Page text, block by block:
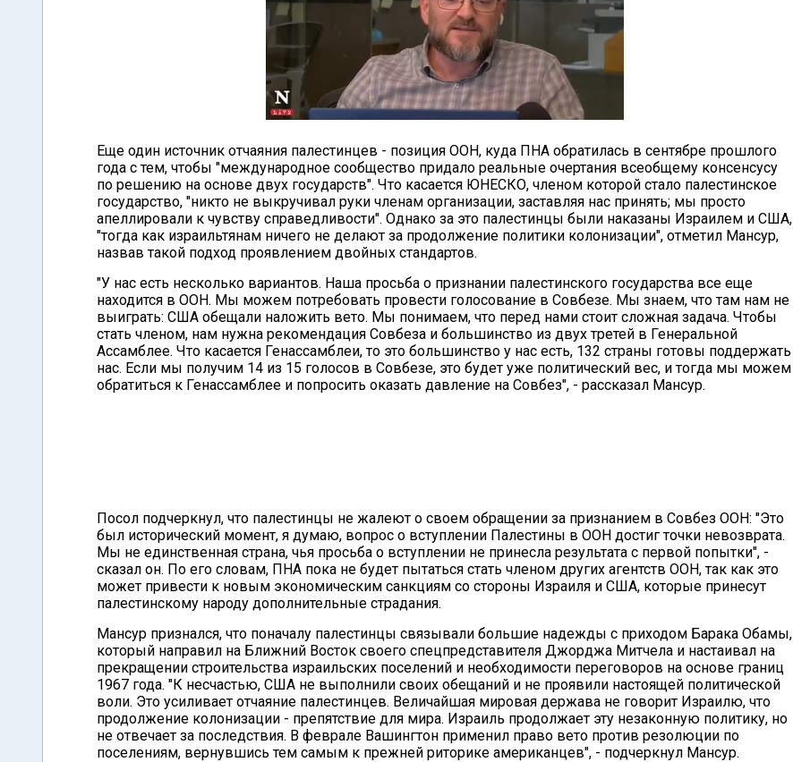
Еще один источник отчаяния палестинцев - позиция ООН, куда ПНА обратилась в сентябре прошлого
года с тем, чтобы "международное сообщество придало реальные очертания всеобщему консенсусу
по решению на основе двух государств". Что касается ЮНЕСКО, членом которой стало палестинское
государство, "никто не выкручивал руки членам организации, заставляя нас принять; мы просто
апеллировали к чувству справедливости". Однако за это палестинцы были наказаны Израилем и США,
"тогда как израильтянам ничего не делают за продолжение политики колонизации", отметил Мансур,
назвав такой подход проявлением двойных стандартов.
"У нас есть несколько вариантов. Наша просьба о признании палестинского государства все еще
находится в ООН. Мы можем потребовать провести голосование в Совбезе. Мы знаем, что там нам не
выиграть: США обещали наложить вето. Мы понимаем, что перед нами стоит сложная задача. Чтобы
стать членом, нам нужна рекомендация Совбеза и большинство из двух третей в Генеральной
Ассамблее. Что касается Генассамблеи, то это большинство у нас есть, 132 страны готовы поддержать
нас. Если мы получим 14 из 15 голосов в Совбезе, это будет уже политический вес, и тогда мы можем
обратиться к Генассамблее и попросить оказать давление на Совбез", - рассказал Мансур.
Посол подчеркнул, что палестинцы не жалеют о своем обращении за признанием в Совбез ООН: "Это
был исторический момент, я думаю, вопрос о вступлении Палестины в ООН достиг точки невозврата.
Мы не единственная страна, чья просьба о вступлении не принесла результата с первой попытки", -
сказал он. По его словам, ПНА пока не будет пытаться стать членом других агентств ООН, так как это
может привести к новым экономическим санкциям со стороны Израиля и США, которые принесут
палестинскому народу дополнительные страдания.
Мансур признался, что поначалу палестинцы связывали большие надежды с приходом Барака Обамы,
который направил на Ближний Восток своего спецпредставителя Джорджа Митчела и настаивал на
прекращении строительства израильских поселений и необходимости переговоров на основе границ
1967 года. "К несчастью, США не выполнили своих обещаний и не проявили настоящей политической
воли. Это усиливает отчаяние палестинцев. Величайшая мировая держава не говорит Израилю, что
продолжение колонизации - препятствие для мира. Израиль продолжает эту незаконную политику, но
не отвечает за последствия. В феврале Вашингтон применил право вето против резолюции по
поселениям, вернувшись тем самым к прежней риторике американцев", - подчеркнул Мансур.